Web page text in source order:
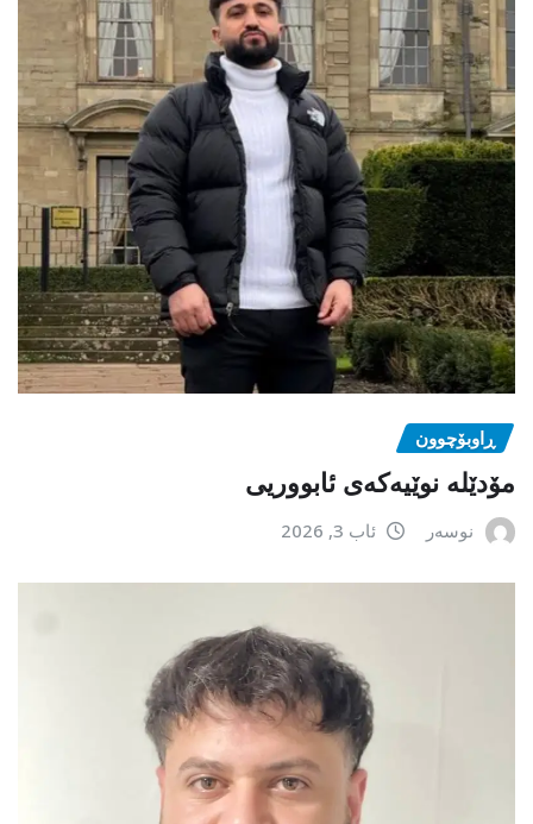
ڕاوبۆچوون
مۆدێلە نوێیەکەى ئابووریی
نوسەر ئاب 3, 2026